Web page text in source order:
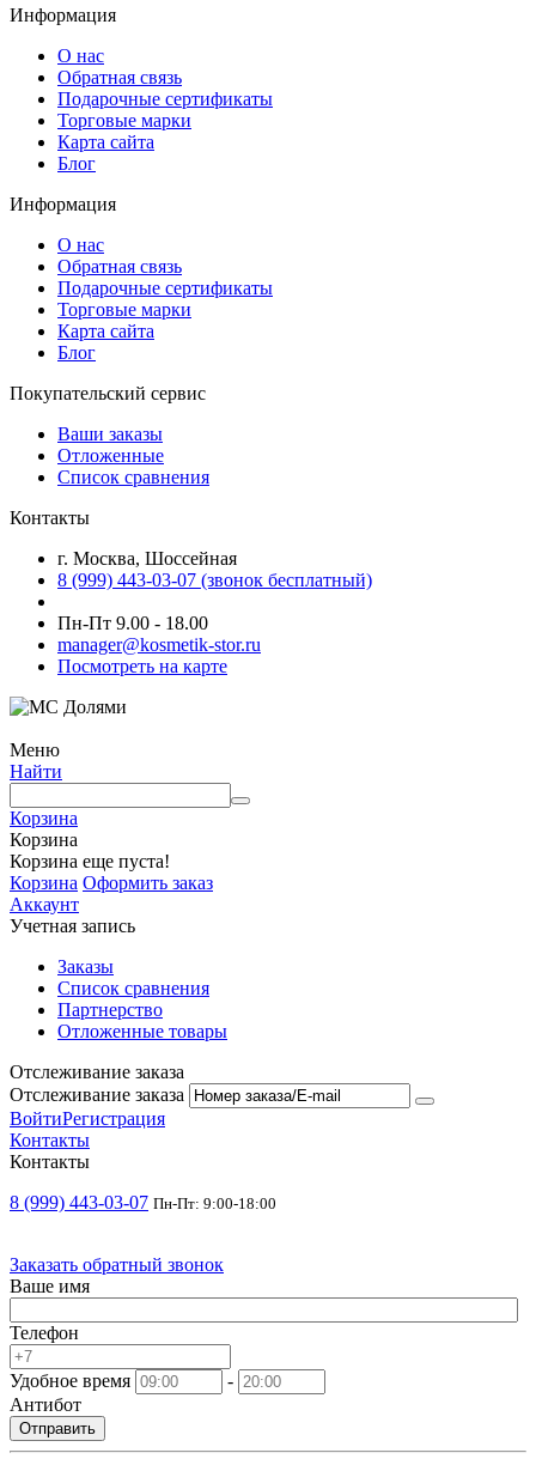
Информация
О нас
Обратная связь
Подарочные сертификаты
Торговые марки
Карта сайта
Блог
Информация
О нас
Обратная связь
Подарочные сертификаты
Торговые марки
Карта сайта
Блог
Покупательский сервис
Ваши заказы
Отложенные
Список сравнения
Контакты
г. Москва, Шоссейная
8 (999) 443-03-07 (звонок бесплатный)
Пн-Пт 9.00 - 18.00
manager@kosmetik-stor.ru
Посмотреть на карте
Меню
Найти
Корзина
Корзина
Корзина еще пуста!
Корзина Оформить заказ
Аккаунт
Учетная запись
Заказы
Список сравнения
Партнерство
Отложенные товары
Отслеживание заказа
Отслеживание заказа
ВойтиРегистрация
Контакты
Контакты
8 (999) 443-03-07 Пн-Пт: 9:00-18:00
Заказать обратный звонок
Ваше имя
Телефон
Удобное время
-
Антибот
Отправить